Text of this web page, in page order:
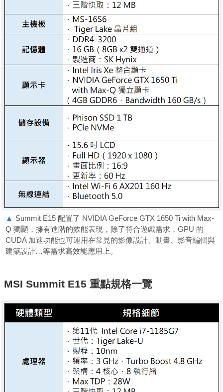
▲ Summit E15 配置了 NVIDIA GeForce GTX 1650 Ti with Max-
Q 獨顯，擁有進階的效能表現，除了符合遊戲需求，GPU 的
CUDA 加速功能也可運用在常見的影像設計、動畫、影音編輯與
建築設計…等需求高效能應用上。
MSI Summit E15 重點規格一覽